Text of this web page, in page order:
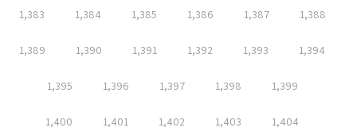
1,383 1,384 1,385 1,386 1,387 1,388
1,389 1,390 1,391 1,392 1,393 1,394
1,395 1,396 1,397 1,398 1,399
1,400 1,401 1,402 1,403 1,404